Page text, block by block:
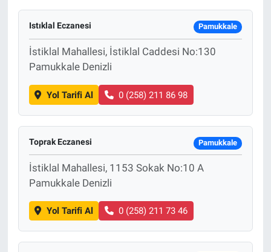
Istıklal Eczanesi Pamukkale
İstiklal Mahallesi, İstiklal Caddesi No:130
Pamukkale Denizli
Yol Tarifi Al 0 (258) 211 86 98
Toprak Eczanesi Pamukkale
İstiklal Mahallesi, 1153 Sokak No:10 A
Pamukkale Denizli
Yol Tarifi Al 0 (258) 211 73 46